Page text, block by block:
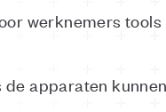
werknemers tools
apparaten kunnen